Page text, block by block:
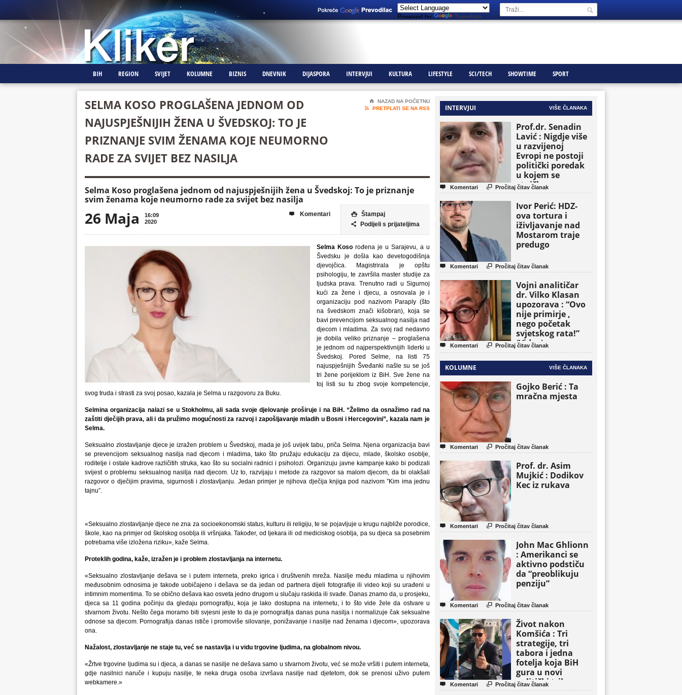
Powered by Translate
BIH REGION SVIJET KOLUMNE BIZNIS DNEVNIK DIJASPORA INTERVJUI KULTURA LIFESTYLE SCI/TECH SHOWTIME SPORT
SELMA KOSO PROGLAŠENA JEDNOM OD
NAJUSPJEŠNIJIH ŽENA U ŠVEDSKOJ: TO JE
PRIZNANJE SVIM ŽENAMA KOJE NEUMORNO
RADE ZA SVIJET BEZ NASILJA
⌂
NAZAD NA POČETNU

PRETPLATI SE NA RSS
Selma Koso proglašena jednom od najuspješnijih žena u Švedskoj: To je priznanje
svim ženama koje neumorno rade za svijet bez nasilja
26 Maja
16:09
2020
 Štampaj
 Podijeli s prijateljima
 Komentari
Selma Koso rođena je u Sarajevu, a u
Švedsku je došla kao devetogodišnja
djevojčica. Magistrirala je opštu
psihologiju, te završila master studije za
ljudska prava. Trenutno radi u Sigurnoj
kući za žene i djecu, a osnovala je i
organizaciju pod nazivom Paraply (što
na švedskom znači kišobran), koja se
bavi prevencijom seksualnog nasilja nad
djecom i mladima. Za svoj rad nedavno
je dobila veliko priznanje – proglašena
je jednom od najperspektivnijih liderki u
Švedskoj. Pored Selme, na listi 75
najuspješnijih Šveđanki našle su se još
tri žene porijeklom iz BiH. Sve žene na
toj listi su tu zbog svoje kompetencije,
svog truda i strasti za svoj posao, kazala je Selma u razgovoru za Buku.
Selmina organizacija nalazi se u Stokholmu, ali sada svoje djelovanje proširuje i na BiH. “Želimo da osnažimo rad na
zaštiti dječijih prava, ali i da pružimo mogućnosti za razvoj i zapošljavanje mladih u Bosni i Hercegovini”, kazala nam je
Selma.
Seksualno zlostavljanje djece je izražen problem u Švedskoj, mada je još uvijek tabu, priča Selma. Njena organizacija bavi
se prevencijom seksualnog nasilja nad djecom i mladima, tako što pružaju edukaciju za dijecu, mlade, školsko osoblje,
roditelje i ostale kadrove različitih struka, kao što su socialni radnici i psiholozi. Organizuju javne kampanje kako bi podizali
svijest o problemu seksualnog nasilja nad djecom. Uz to, razvijaju i metode za razgovor sa malom djecom, da bi olakšali
razgovor o dječijim pravima, sigurnosti i zlostavljanju. Jedan primjer je njihova dječija knjiga pod nazivom ”Kim ima jednu
tajnu”.
«Seksualno zlostavljanje djece ne zna za socioekonomski status, kulturu ili religiju, te se pojavljuje u krugu najbliže porodice,
škole, kao na primjer od školskog osoblja ili vršnjaka. Također, od ljekara ili od mediciskog osoblja, pa su djeca sa posebnim
potrebama više izložena riziku», kaže Selma.
Proteklih godina, kaže, izražen je i problem zlostavljanja na internetu.
«Seksualno zlostavljanje dešava se i putem interneta, preko igrica i društvenih mreža. Nasilje među mladima u njihovim
međusobnim odnosima je takođe uobičajeno i dešava se da jedan od partnera dijeli fotografije ili video koji su urađeni u
intimnim momentima. To se obično dešava kao osveta jedno drugom u slučaju raskida ili svađe. Danas znamo da, u prosjeku,
djeca sa 11 godina počinju da gledaju pornografiju, koja je lako dostupna na internetu, i to što vide žele da ostvare u
stvarnom životu. Nešto čega moramo biti svjesni jeste to da je pornografija danas puna nasilja i normalizuje čak seksualne
odnose sa djecom. Pornografija danas ističe i promoviše silovanje, ponižavanje i nasilje nad ženama i djecom», upozorava
ona.
Nažalost, zlostavljanje ne staje tu, već se nastavlja i u vidu trgovine ljudima, na globalnom nivou.
«Žrtve trgovine ljudima su i djeca, a danas se nasilje ne dešava samo u stvarnom životu, već se može vršiti i putem interneta,
gdje nasilnici naruče i kupuju nasilje, te neka druga osoba izvršava nasilje nad djetetom, dok se prenosi uživo putem
webkamere.»
INTERVJUI VIŠE ČLANAKA
Prof.dr. Senadin
Lavić : Nigdje više
u razvijenoj
Evropi ne postoji
politički poredak
u kojem se
etničke grupe
pojavljuju kao
osnovne političke
jedinice
 Komentari  Pročitaj čitav članak
Ivor Perić: HDZ-
ova tortura i
iživljavanje nad
Mostarom traje
predugo
 Komentari  Pročitaj čitav članak
Vojni analitičar
dr. Vilko Klasan
upozorava : “Ovo
nije primirje ,
nego početak
svjetskog rata!”
(Video)
 Komentari  Pročitaj čitav članak
KOLUMNE VIŠE ČLANAKA
Gojko Berić : Ta
mračna mjesta
 Komentari  Pročitaj čitav članak
Prof. dr. Asim
Mujkić : Dodikov
Kec iz rukava
 Komentari  Pročitaj čitav članak
John Mac Ghlionn
: Amerikanci se
aktivno podstiču
da “preoblikuju
penziju”
 Komentari  Pročitaj čitav članak
Život nakon
Komšića : Tri
strategije, tri
tabora i jedna
fotelja koja BiH
gura u novi
politički triler
 Komentari  Pročitaj čitav članak